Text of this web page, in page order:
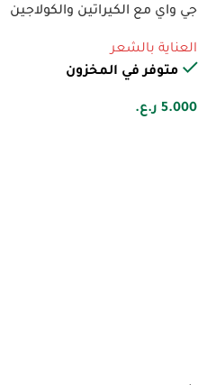
جي واي مع الكيراتين والكولاجين
العناية بالشعر
متوفر في المخزون
5.000 ر.ع.